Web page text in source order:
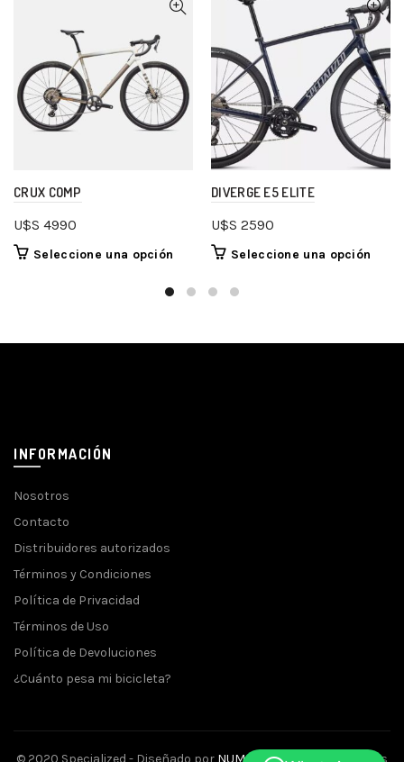
CRUX COMP
U$S 4990
Seleccione una opción
DIVERGE E5 ELITE
U$S 2590
Seleccione una opción
INFORMACIÓN
Nosotros
Contacto
Distribuidores autorizados
Términos y Condiciones
Política de Privacidad
Términos de Uso
Política de Devoluciones
¿Cuánto pesa mi bicicleta?
© 2020 Specialized - Diseñado por NUMINA- Todos los derechos